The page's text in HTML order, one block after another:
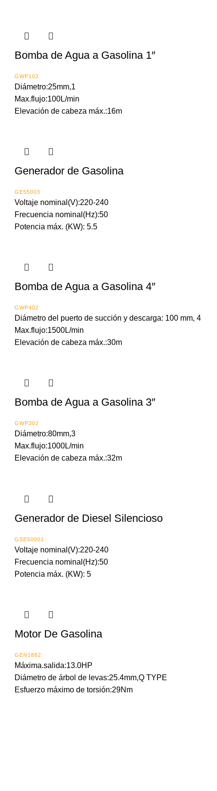
Bomba de Agua a Gasolina 1″
GWP102
Diámetro:25mm,1
Max.flujo:100L/min
Elevación de cabeza máx.:16m
Generador de Gasolina
GE55003
Voltaje nominal(V):220-240
Frecuencia nominal(Hz):50
Potencia máx. (KW): 5.5
Bomba de Agua a Gasolina 4″
GWP402
Diámetro del puerto de succión y descarga: 100 mm, 4
Max.flujo:1500L/min
Elevación de cabeza máx.:30m
Bomba de Agua a Gasolina 3″
GWP302
Diámetro:80mm,3
Max.flujo:1000L/min
Elevación de cabeza máx.:32m
Generador de Diesel Silencioso
GSE50001
Voltaje nominal(V):220-240
Frecuencia nominal(Hz):50
Potencia máx. (KW): 5
Motor De Gasolina
GEN1882
Máxima.salida:13.0HP
Diámetro de árbol de levas:25.4mm,Q TYPE
Esfuerzo máximo de torsión:29Nm